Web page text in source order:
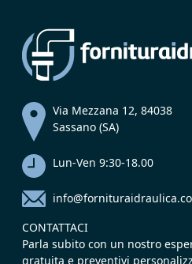
Via Mezzana 12, 84038
Sassano (SA)
Lun-Ven 9:30-18.00
CONTATTACI
Parla subito con un nostro
gratuita e preventivi